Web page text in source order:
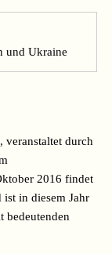
und Ukraine
veranstaltet durch
2016 findet
ist in diesem Jahr
bedeutenden